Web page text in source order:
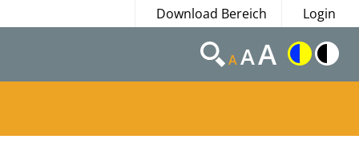
Download Bereich Login
AAA